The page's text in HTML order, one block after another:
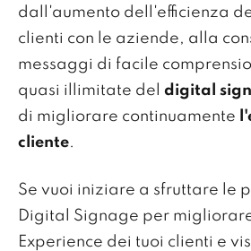
dall'aumento dell'efficienza
clienti con le aziende, alla
messaggi di facile
quasi illimitate del digital
di migliorare continuamente
cliente.
Se vuoi iniziare a sfruttare le
Digital Signage per
Experience dei tuoi clienti e